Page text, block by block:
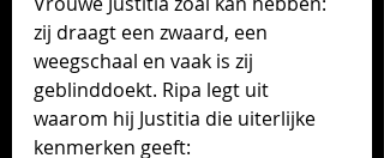
zij draagt een zwaard, een
weegschaal en vaak is zij
geblinddoekt. Ripa legt uit
waarom hij Justitia die uiterlijke
kenmerken geeft: